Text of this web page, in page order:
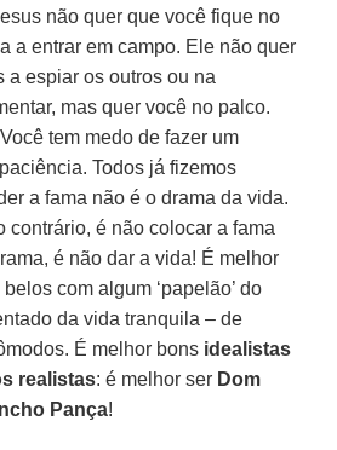
não quer que você fique no
a entrar em campo. Ele não quer
a espiar os outros ou na
mas quer você no palco.
tem medo de fazer um
Todos já fizemos
a fama não é o drama da vida.
contrário, é não colocar a fama
é não dar a vida! É melhor
com algum ‘papelão’ do
da vida tranquila – de
É melhor bons idealistas
realistas: é melhor ser Dom
Pança!